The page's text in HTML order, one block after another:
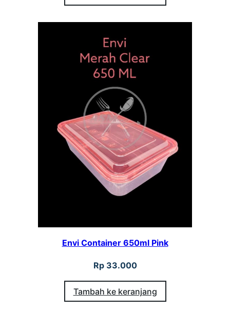
Envi Container 650ml Pink
Rp33.000
Tambah ke keranjang